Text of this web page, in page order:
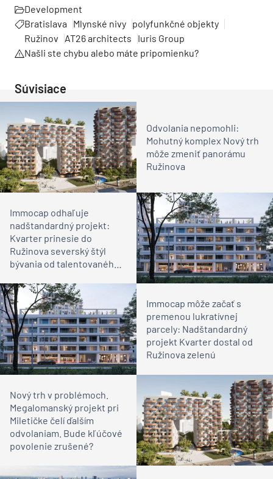
Development
Bratislava
Mlynské nivy polyfunkčné objekty
Ružinov
AT26 architects
Iuris Group
Našli ste chybu alebo máte pripomienku?
Súvisiace
Odvolania nepomohli:
Mohutný komplex Nový trh
môže zmeniť panorámu
Ružinova
Immocap odhaľuje
nadštandardný projekt:
Kvarter prinesie do
Ružinova severský štýl
bývania od talentovaného
Immocap môže začať s
premenou lukratívnej
parcely: Nadštandardný
projekt Kvarter dostal od
Ružinova zelenú
Nový trh v problémoch.
Megalomanský projekt pri
Miletičke čelí ďalším
odvolaniam. Bude kľúčové
povolenie zrušené?